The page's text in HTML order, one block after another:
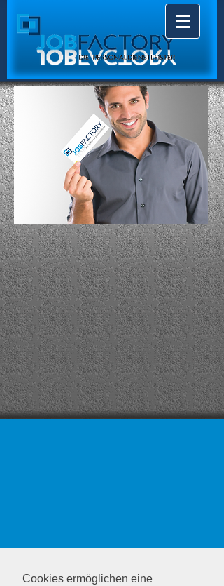
Cookies ermöglichen eine